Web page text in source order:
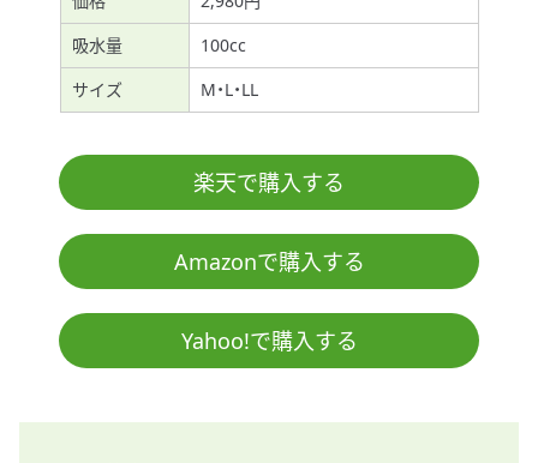
吸水量
100cc
サイズ
M・L・LL
楽天で購入する
Amazonで購入する
Yahoo!で購入する